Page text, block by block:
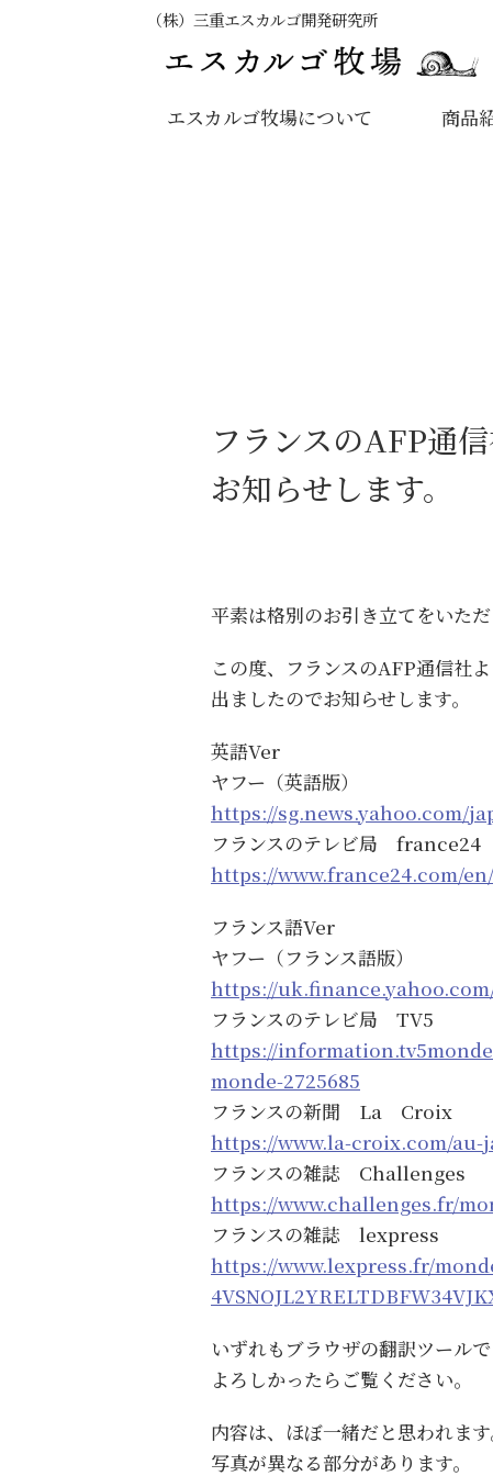
（株）三重エスカルゴ開発研究所
エスカルゴ牧場について 商品
フランスのAFP通
お知らせします。
平素は格別のお引き立てをいた
この度、フランスのAFP通信社
出ましたのでお知らせします。
英語Ver
ヤフー（英語版）
https://sg.news.yahoo.com/
フランスのテレビ局 france24
https://www.france24.com/
フランス語Ver
ヤフー（フランス語版）
https://
フランスのテレビ局 TV5
https://
monde-2725685
フランスの新聞 La Croix
https://www.la-croix.com/au-
フランスの雑誌 Challenges
https://www.challenges.fr/
フランスの雑誌 lexpress
https://www.lexpress.fr/
いずれもブラウザの翻訳ツール
よろしかったらご覧ください。
内容は、ほぼ一緒だと思われま
写真が異なる部分があります。